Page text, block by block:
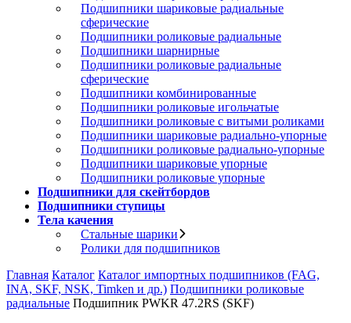
Подшипники шариковые радиальные
сферические
Подшипники роликовые радиальные
Подшипники шарнирные
Подшипники роликовые радиальные
сферические
Подшипники комбинированные
Подшипники роликовые игольчатые
Подшипники роликовые с витыми роликами
Подшипники шариковые радиально-упорные
Подшипники роликовые радиально-упорные
Подшипники шариковые упорные
Подшипники роликовые упорные
Подшипники для скейтбордов
Подшипники ступицы
Тела качения
Стальные шарики
Ролики для подшипников
Главная Каталог Каталог импортных подшипников (FAG,
INA, SKF, NSK, Timken и др.) Подшипники роликовые
радиальные Подшипник PWKR 47.2RS (SKF)